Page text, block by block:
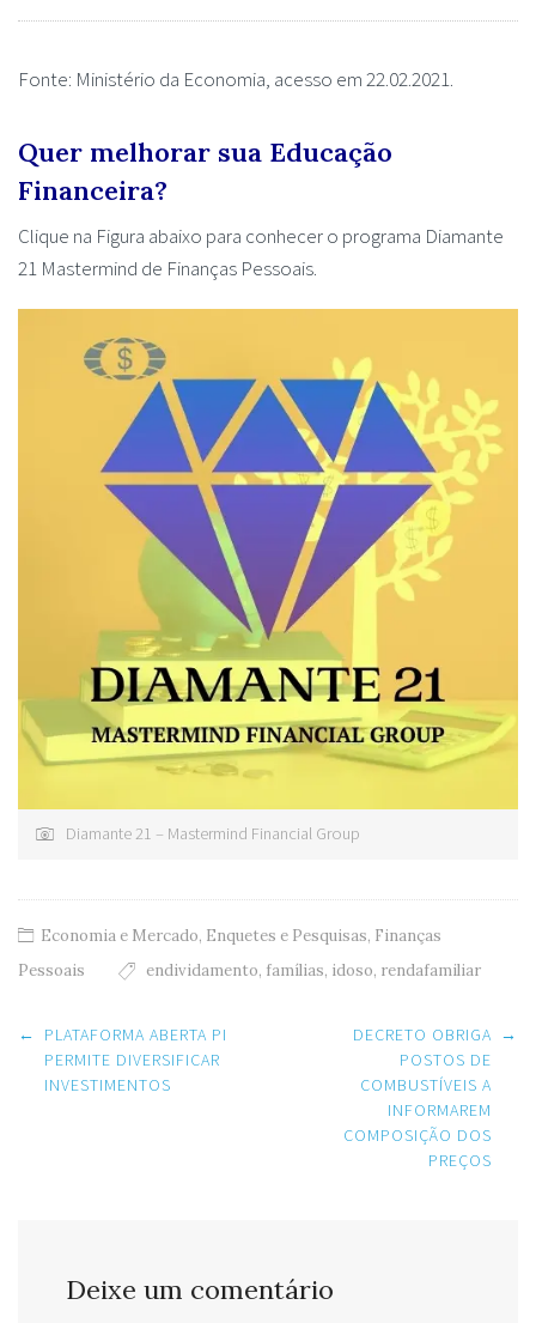
Fonte: Ministério da Economia, acesso em 22.02.2021.
Quer melhorar sua Educação
Financeira?
Clique na Figura abaixo para conhecer o programa Diamante
21 Mastermind de Finanças Pessoais.
Diamante 21 – Mastermind Financial Group
Economia e Mercado, Enquetes e Pesquisas, Finanças
Pessoais
endividamento, famílias, idoso, rendafamiliar
Post
navigation
←
PLATAFORMA ABERTA PI
PERMITE DIVERSIFICAR
INVESTIMENTOS
DECRETO OBRIGA
POSTOS DE
COMBUSTÍVEIS A
INFORMAREM
COMPOSIÇÃO DOS
PREÇOS
→
Deixe um comentário